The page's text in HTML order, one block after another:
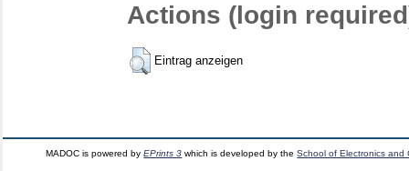
Actions (login
Eintrag anzeigen
MADOC is powered byEPrints 3 which is developed by theSchool of Electronics and